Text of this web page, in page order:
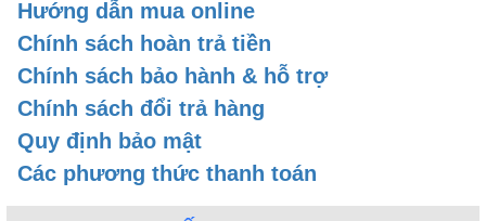
NỘI DUNG TÓM TẮT
1. CÁC LOẠI KÍNH THI
3. KÍCH THƯỚC KIỂU
Hướng dẫn mua online
Chính sách hoàn trả tiền
Chính sách bảo hành & hỗ trợ
Chính sách đổi trả hàng
Quy định bảo mật
Các phương thức thanh toán